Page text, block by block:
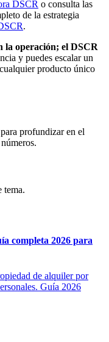
DSCR o consulta las
de la estrategia
.
la operación; el DSCR
y puedes escalar un
producto único
profundizar en el
tema.
completa 2026 para
de alquiler por
Guía 2026